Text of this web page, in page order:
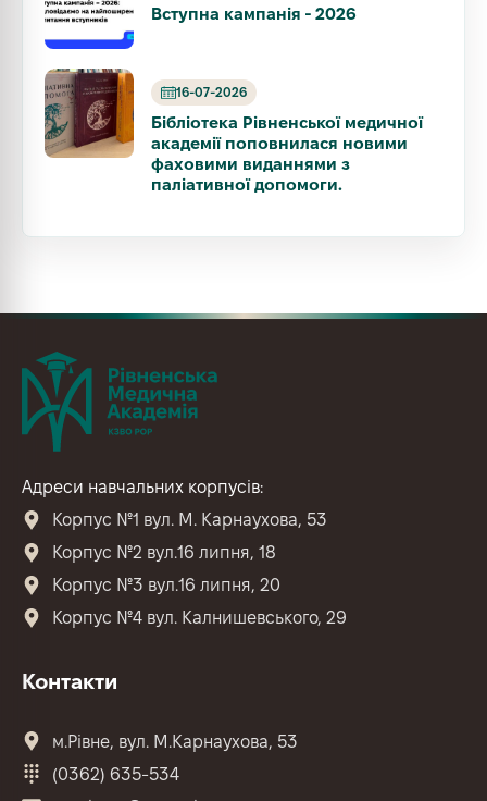
Вступна кампанія - 2026
Бібліотека Рівненської медичної
академії поповнилася новими
фаховими виданнями з
паліативної допомоги.
16-07-2026
Адреси навчальних корпусів:
Корпус №1 вул. М. Карнаухова, 53
Корпус №2 вул.16 липня, 18
Корпус №3 вул.16 липня, 20
Корпус №4 вул. Калнишевського, 29
Контакти
м.Рівне, вул. М.Карнаухова, 53
(0362) 635-534